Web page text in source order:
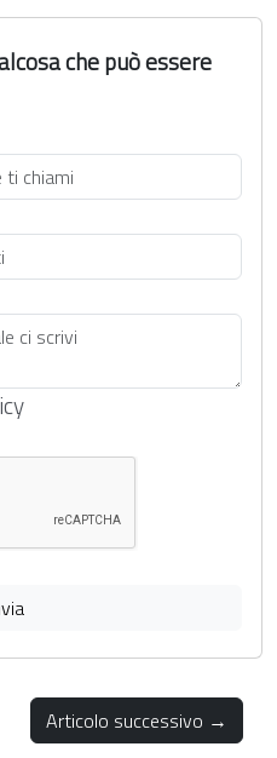
che può essere
Articolo successivo →